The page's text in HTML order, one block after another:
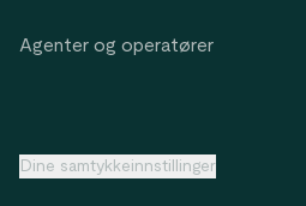
Agenter og operatører
Dine samtykkeinnstillinger